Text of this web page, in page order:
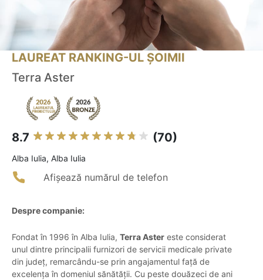
LAUREAT RANKING-UL ȘOIMII
Terra Aster
8.7 (70)
Alba Iulia, Alba Iulia
Afișează numărul de telefon
Despre companie:
Fondat în 1996 în Alba Iulia, Terra Aster este considerat
unul dintre principalii furnizori de servicii medicale private
din județ, remarcându-se prin angajamentul față de
excelența în domeniul sănătății. Cu peste douăzeci de ani